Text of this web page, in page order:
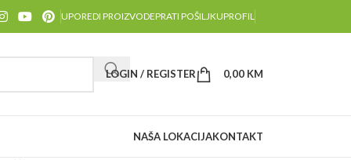
UPOREDI PROIZVODEPRATI POŠILJKUPROFIL
LOGIN / REGISTER 0,00 KM
NAŠA LOKACIJAKONTAKT